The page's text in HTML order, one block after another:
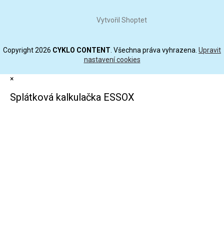
Vytvořil Shoptet
Copyright 2026 CYKLO CONTENT . Všechna práva vyhrazena. Upravit
nastavení cookies
×
Splátková kalkulačka ESSOX